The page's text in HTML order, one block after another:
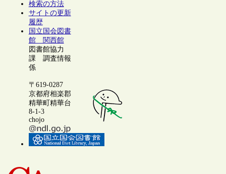
検索の方法
サイトの更新
履歴
国立国会図書
館 関西館
図書館協力
課 調査情報
係
〒619-0287
京都府相楽郡
精華町精華台
8-1-3
chojo